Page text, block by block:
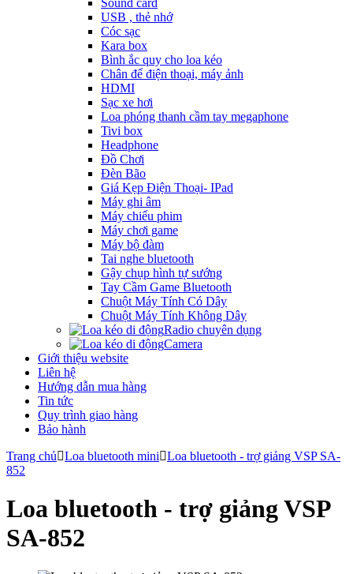
USB , thẻ nhớ
Cóc sạc
Kara box
Bình ắc quy cho loa kéo
Chân để điện thoại, máy ảnh
HDMI
Sạc xe hơi
Loa phóng thanh cầm tay megaphone
Tivi box
Headphone
Đồ Chơi
Đèn Bão
Giá Kẹp Điện Thoại- IPad
Máy ghi âm
Máy chiếu phim
Máy chơi game
Máy bộ đàm
Tai nghe bluetooth
Gậy chụp hình tự sướng
Tay Cầm Game Bluetooth
Chuột Máy Tính Có Dây
Chuột Máy Tính Không Dây
Radio chuyên dụng
Camera
Giới thiệu website
Liên hệ
Hướng dẫn mua hàng
Tin tức
Quy trình giao hàng
Bảo hành
Trang chủ
Loa bluetooth mini
Loa bluetooth - trợ giảng VSP SA-
852
Loa bluetooth - trợ giảng VSP
SA-852